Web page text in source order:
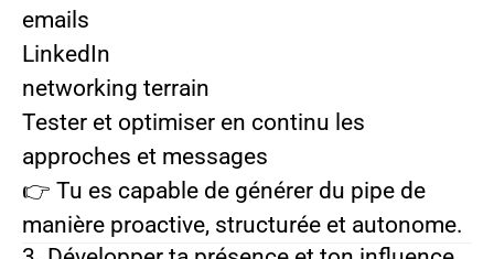
emails
LinkedIn
networking terrain
Tester et optimiser en continu les
approches et messages
👉 Tu es capable de générer du pipe de
manière proactive, structurée et autonome.